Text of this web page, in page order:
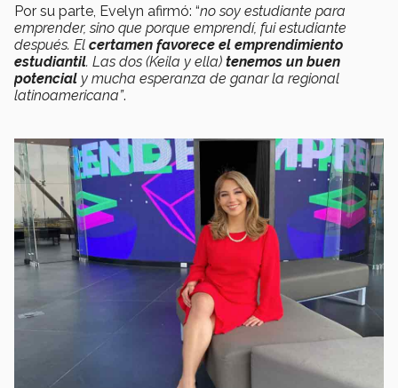
Por su parte, Evelyn afirmó: “no soy estudiante para
emprender, sino que porque emprendí, fui estudiante
después. El certamen favorece el emprendimiento
estudiantil. Las dos (Keila y ella) tenemos un buen
potencial y mucha esperanza de ganar la regional
latinoamericana”.